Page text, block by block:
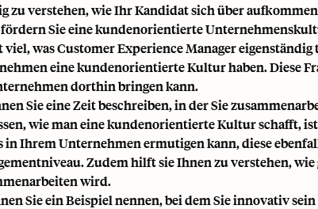
zu verstehen, wie Ihr Kandidat sich über
fördern Sie eine kundenorientierte
viel, was Customer Experience Manager
eine kundenorientierte Kultur haben. Diese
dorthin bringen kann.
Sie eine Zeit beschreiben, in der Sie
wie man eine kundenorientierte Kultur schafft,
in Ihrem Unternehmen ermutigen kann, diese
Zudem hilft sie Ihnen zu verstehen,
wird.
Sie ein Beispiel nennen, bei dem Sie innovativ